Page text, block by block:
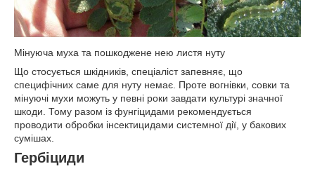
Мінуюча муха та пошкоджене нею листя нуту
Що стосується шкідників, спеціаліст запевняє, що
специфічних саме для нуту немає. Проте вогнівки, совки та
мінуючі мухи можуть у певні роки завдати культурі значної
шкоди. Тому разом із фунгіцидами рекомендується
проводити обробки інсектицидами системної дії, у бакових
сумішах.
Гербіциди